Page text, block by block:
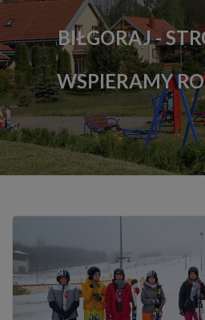
BIŁGORAJ -
WSPIERAMY